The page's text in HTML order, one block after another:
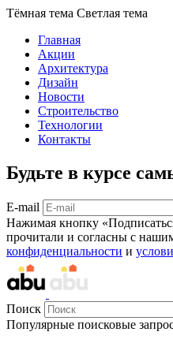
Тёмная тема Светлая тема
Главная
Акции
Архитектура
Дизайн
Новости
Строительство
Технологии
Контакты
Будьте в курсе
E-mail
Нажимая кнопку
прочитали и согласны с
конфиденциальности и
Поиск
Популярные поисковые